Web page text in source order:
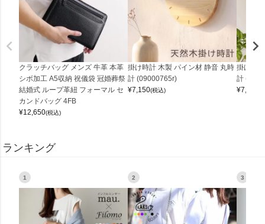
クラッチバッグ メンズ 牛革 本革
シボ加工 A5収納 祝儀袋 冠婚葬祭
結婚式 ループ革紐 フォーマル セ
カンドバッグ 4FB
¥12,650(税込)
掛け時計 木製 パイン材 静音 丸時
計 (09000765r)
¥7,150(税込)
掛け時
計
¥7,150
ランキング
1 2 3